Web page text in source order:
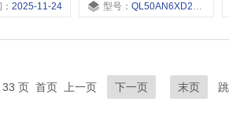
：2025-11-24 型号：QL50AN6XD20BQ
33 页 首页 上一页 下一页 末页